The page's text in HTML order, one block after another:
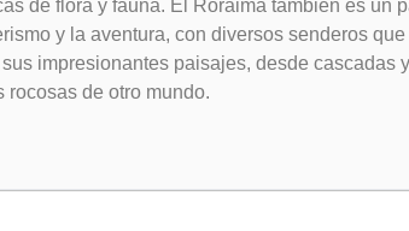
de flora y fauna. El Roraima también es un
y la aventura, con diversos senderos
impresionantes paisajes, desde cascadas
rocosas de otro mundo.